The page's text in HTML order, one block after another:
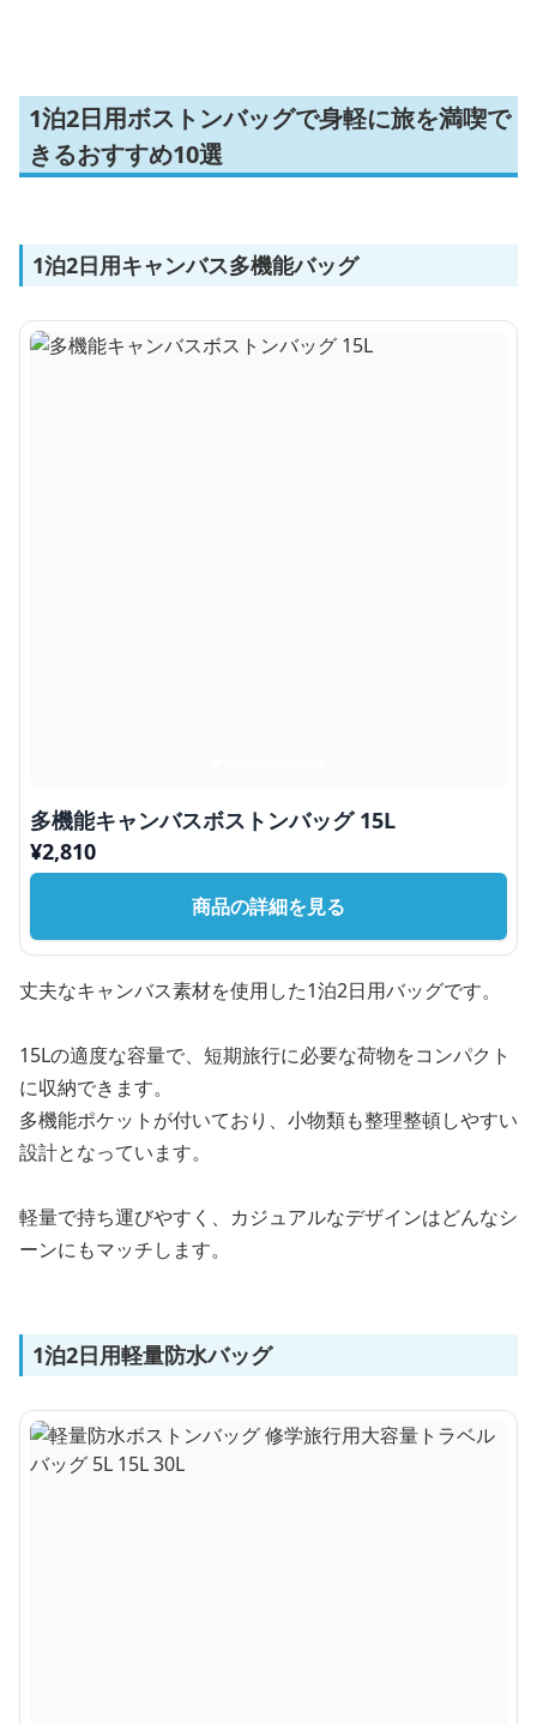
1泊2日用ボストンバッグで身軽に旅を満喫で
きるおすすめ10選
1泊2日用キャンバス多機能バッグ
多機能キャンバスボストンバッグ 15L
¥2,810
商品の詳細を見る
丈夫なキャンバス素材を使用した1泊2日用バッグです。
15Lの適度な容量で、短期旅行に必要な荷物をコンパクト
に収納できます。
多機能ポケットが付いており、小物類も整理整頓しやすい
設計となっています。
軽量で持ち運びやすく、カジュアルなデザインはどんなシ
ーンにもマッチします。
1泊2日用軽量防水バッグ